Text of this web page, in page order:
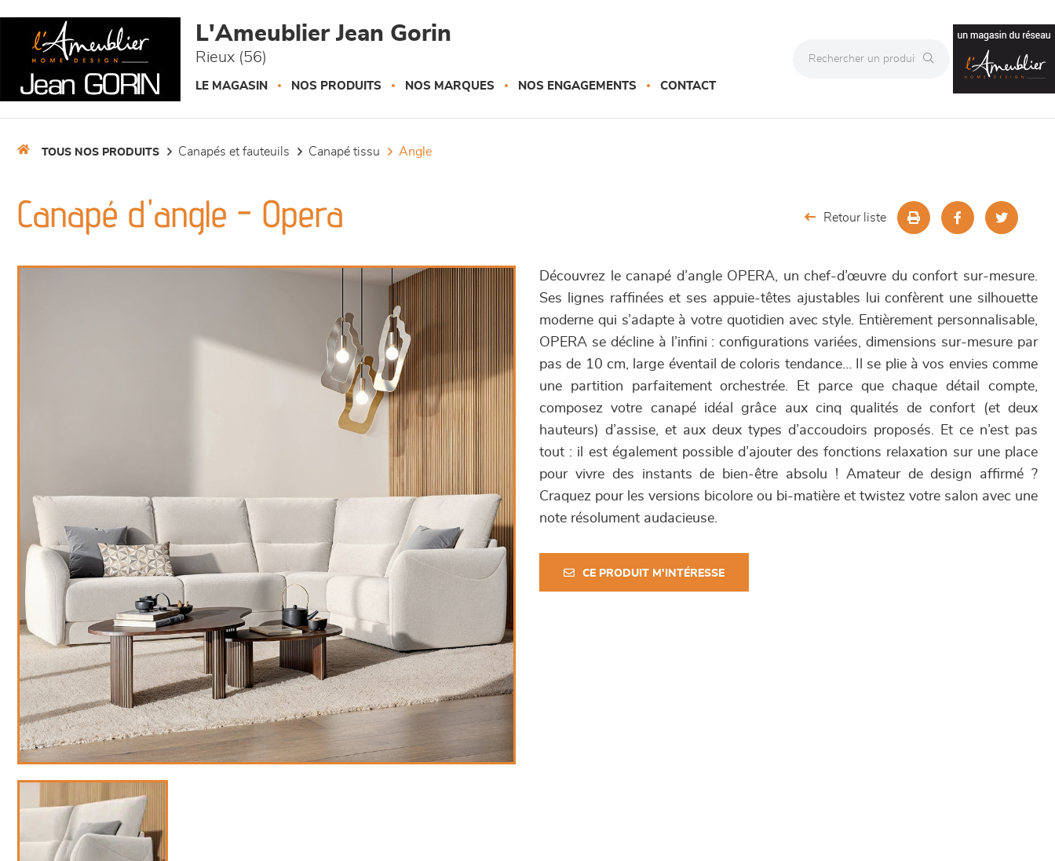
L'Ameublier Jean Gorin
Rieux (56)
LE MAGASIN NOS PRODUITS NOS MARQUES NOS ENGAGEMENTS CONTACT
TOUS NOS PRODUITS canapés et fauteuils canapé tissu angle
Canapé d'angle - Opera Retour liste
Découvrez le canapé d’angle OPERA, un chef-d’œuvre du confort sur-mesure.
Ses lignes raffinées et ses appuie-têtes ajustables lui confèrent une silhouette
moderne qui s’adapte à votre quotidien avec style. Entièrement personnalisable,
OPERA se décline à l’infini : configurations variées, dimensions sur-mesure par
pas de 10 cm, large éventail de coloris tendance… Il se plie à vos envies comme
une partition parfaitement orchestrée. Et parce que chaque détail compte,
composez votre canapé idéal grâce aux cinq qualités de confort (et deux
hauteurs) d’assise, et aux deux types d’accoudoirs proposés. Et ce n’est pas
tout : il est également possible d’ajouter des fonctions relaxation sur une place
pour vivre des instants de bien-être absolu ! Amateur de design affirmé ?
Craquez pour les versions bicolore ou bi-matière et twistez votre salon avec une
note résolument audacieuse.
CE PRODUIT M'INTÉRESSE